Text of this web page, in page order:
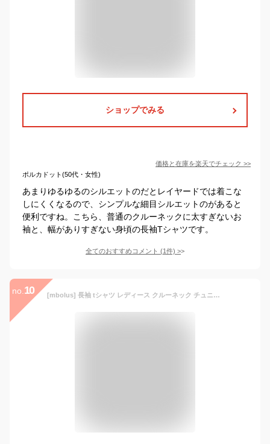
ショップでみる
価格と在庫を楽天でチェック >>
ポルカドット(50代・女性)
あまりゆるゆるのシルエットのだとレイヤードでは着こな
しにくくなるので、シンプルな細目シルエットのがあると
便利ですね。こちら、普通のクルーネックに太すぎないお
袖と、幅がありすぎない身頃の長袖Tシャツです。
全てのおすすめコメント (1件) >
no. 10 [mbolus] 長袖 tシャツ レディース クルーネック チュニック丈 ロンt カットソー サイドスリット ラウンドヘム ラウンドカット 大きいサイズ ロングtシャツ 薄手 インナー ゆったり 秋物 春服 シンプル カジュアル 春秋冬